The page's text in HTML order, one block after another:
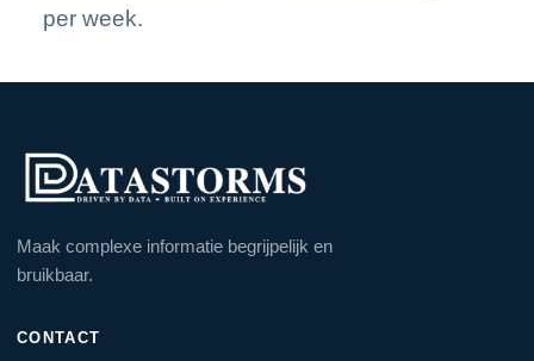
per week.
Maak complexe informatie begrijpelijk en
bruikbaar.
CONTACT